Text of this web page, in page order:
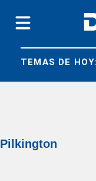
TEMAS DE HOY:
Pilkington